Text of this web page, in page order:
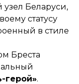
Беларуси,
статусу
в стиле
Бреста
герой».